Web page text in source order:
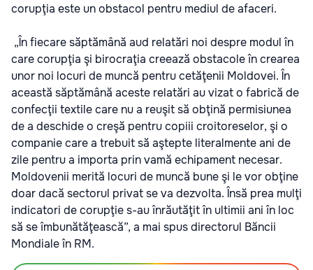
corupţia este un obstacol pentru mediul de afaceri.
„În fiecare săptămână aud relatări noi despre modul în
care corupţia şi birocraţia creează obstacole în crearea
unor noi locuri de muncă pentru cetăţenii Moldovei. În
această săptămână aceste relatări au vizat o fabrică de
confecţii textile care nu a reuşit să obţină permisiunea
de a deschide o creşă pentru copiii croitoreselor, şi o
companie care a trebuit să aştepte literalmente ani de
zile pentru a importa prin vamă echipament necesar.
Moldovenii merită locuri de muncă bune şi le vor obţine
doar dacă sectorul privat se va dezvolta. Însă prea mulţi
indicatori de corupţie s-au înrăutăţit în ultimii ani în loc
să se îmbunătăţească”, a mai spus directorul Băncii
Mondiale în RM.